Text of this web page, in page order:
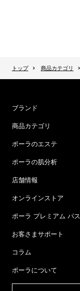
トップ 商品カテゴリ
ブランド
商品カテゴリ
ポーラのエステ
ポーラの肌分析
店舗情報
オンラインストア
ポーラ プレミアム パス
お客さまサポート
コラム
ポーラについて